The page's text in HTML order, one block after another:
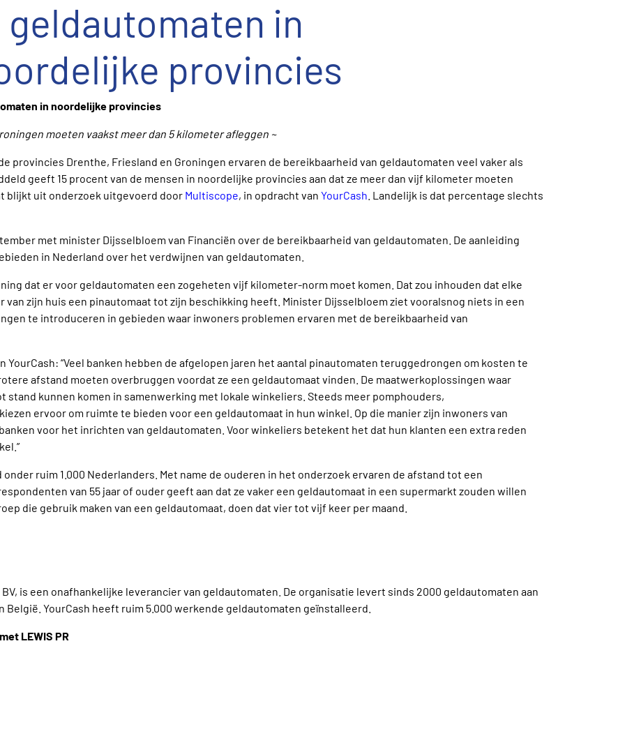
geldautomaten in
provincies
in noordelijke provincies
moeten vaakst meer dan 5 kilometer afleggen ~
provincies Drenthe, Friesland en Groningen ervaren de bereikbaarheid van geldautomaten veel vaker als
geeft 15 procent van de mensen in noordelijke provincies aan dat ze meer dan vijf kilometer moeten
blijkt uit onderzoek uitgevoerd door Multiscope, in opdracht van YourCash . Landelijk is dat percentage slechts
met minister Dijsselbloem van Financiën over de bereikbaarheid van geldautomaten. De aanleiding
in Nederland over het verdwijnen van geldautomaten.
dat er voor geldautomaten een zogeheten vijf kilometer-norm moet komen. Dat zou inhouden dat elke
zijn huis een pinautomaat tot zijn beschikking heeft. Minister Dijsselbloem ziet vooralsnog niets in een
te introduceren in gebieden waar inwoners problemen ervaren met de bereikbaarheid van
YourCash: “Veel banken hebben de afgelopen jaren het aantal pinautomaten teruggedrongen om kosten te
afstand moeten overbruggen voordat ze een geldautomaat vinden. De maatwerkoplossingen waar
kunnen komen in samenwerking met lokale winkeliers. Steeds meer pomphouders,
ervoor om ruimte te bieden voor een geldautomaat in hun winkel. Op die manier zijn inwoners van
voor het inrichten van geldautomaten. Voor winkeliers betekent het dat hun klanten een extra reden
ruim 1.000 Nederlanders. Met name de ouderen in het onderzoek ervaren de afstand tot een
van 55 jaar of ouder geeft aan dat ze vaker een geldautomaat in een supermarkt zouden willen
die gebruik maken van een geldautomaat, doen dat vier tot vijf keer per maand.
BV, is een onafhankelijke leverancier van geldautomaten. De organisatie levert sinds 2000 geldautomaten aan
YourCash heeft ruim 5.000 werkende geldautomaten geïnstalleerd.
LEWIS PR